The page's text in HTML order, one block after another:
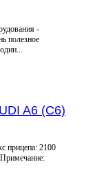
-
полезное
A6 (C6)
прицепа: 2100